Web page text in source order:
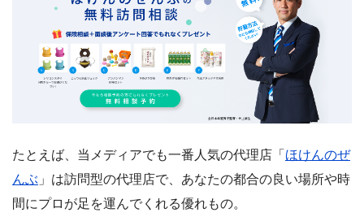
たとえば、当メディアでも一番人気の代理店「 ほけんのぜ
んぶ 」は訪問型の代理店で、あなたの都合の良い場所や時
間にプロが足を運んでくれる優れもの。